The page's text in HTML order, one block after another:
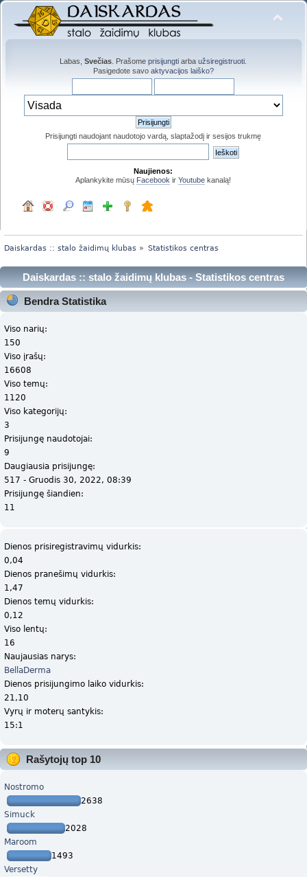
Labas,Svečias . Prašomeprisijungti arbaužsiregistruoti
Pasigedote savo aktyvacijos laiško?
Prisijungti naudojant naudotojo vardą, slaptažodį ir sesijos trukmę
Naujienos:
Aplankykite mūsų Facebook irYoutube kanalą!
Daiskardas :: stalo žaidimų klubas » Statistikos centras
Daiskardas :: stalo žaidimų klubas - Statistikos centras
Bendra Statistika
Viso narių:
150
Viso įrašų:
16608
Viso temų:
1120
Viso kategorijų:
3
Prisijungę naudotojai:
9
Daugiausia prisijungę:
517 - Gruodis 30, 2022, 08:39
Prisijungę šiandien:
11
Dienos prisiregistravimų vidurkis:
0,04
Dienos pranešimų vidurkis:
1,47
Dienos temų vidurkis:
0,12
Viso lentų:
16
Naujausias narys:
BellaDerma
Dienos prisijungimo laiko vidurkis:
21,10
Vyrų ir moterų santykis:
15:1
Rašytojų top 10
Nostromo
2638
Simuck
2028
Maroom
1493
Versetty